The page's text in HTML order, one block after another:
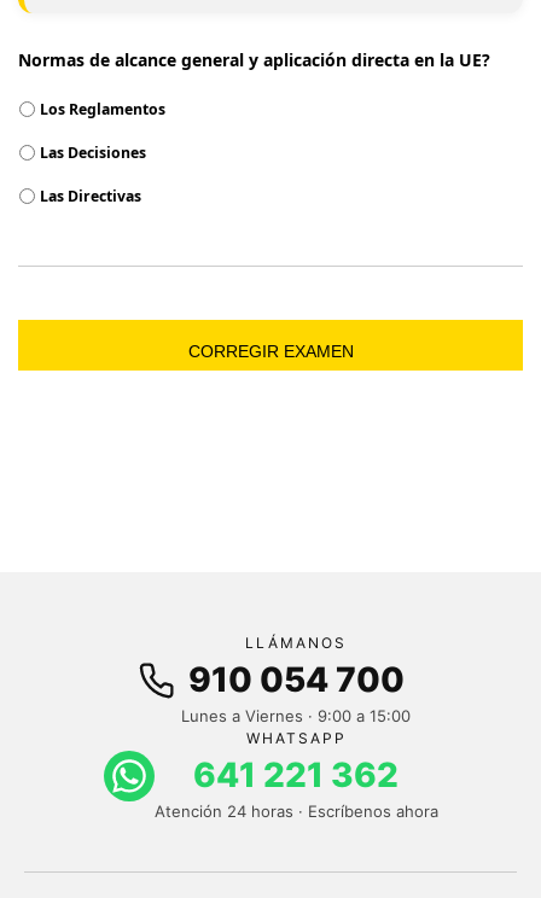
Normas de alcance general y aplicación directa en la UE?
Los Reglamentos
Las Decisiones
Las Directivas
LLÁMANOS
910 054 700
Lunes a Viernes · 9:00 a 15:00
WHATSAPP
641 221 362
Atención 24 horas · Escríbenos ahora